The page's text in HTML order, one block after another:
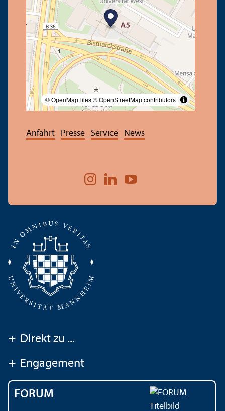
© OpenMapTiles© OpenStreetMap contributors
Anfahrt Presse Service News
+ Direkt zu ...
+ Engagement
FORUM